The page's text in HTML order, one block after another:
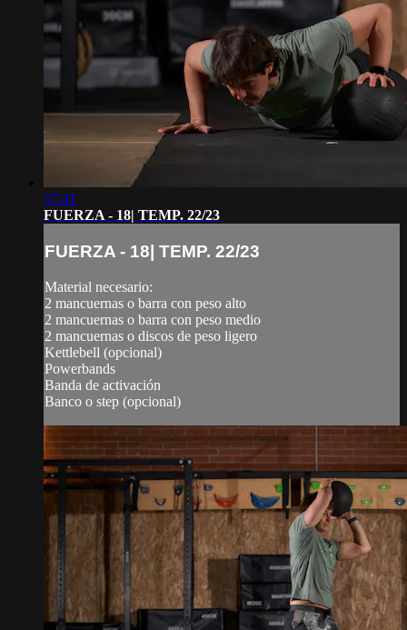
57:41
FUERZA - 18| TEMP. 22/23
FUERZA - 18| TEMP. 22/23
Material necesario:
2 mancuernas o barra con peso alto
2 mancuernas o barra con peso medio
2 mancuernas o discos de peso ligero
Kettlebell (opcional)
Powerbands
Banda de activación
Banco o step (opcional)